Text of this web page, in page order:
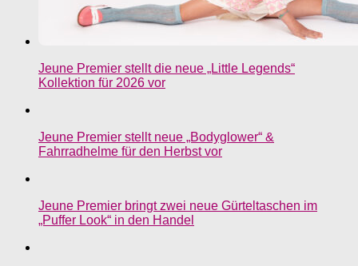
Jeune Premier stellt die neue „Little Legends“
Kollektion für 2026 vor
Jeune Premier stellt neue „Bodyglower“ &
Fahrradhelme für den Herbst vor
Jeune Premier bringt zwei neue Gürteltaschen im
„Puffer Look“ in den Handel